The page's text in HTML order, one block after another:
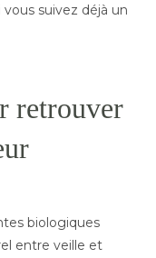
suivez déjà un
retrouver
biologiques
entre veille et